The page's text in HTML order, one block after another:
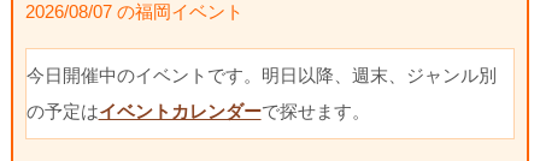
2026/08/07 の福岡イベント
今日開催中のイベントです。明日以降、週末、ジャンル別
の予定はイベントカレンダーで探せます。